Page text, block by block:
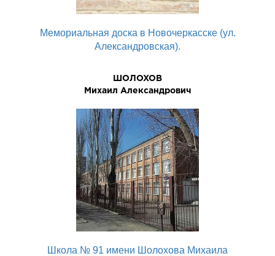
Мемориальная доска в Новочеркасске (ул.
Александровская).
ШОЛОХОВ
Михаил Александрович
Школа № 91 имени Шолохова Михаила